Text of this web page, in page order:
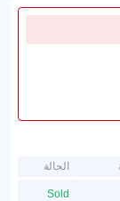
الحالة
Sold